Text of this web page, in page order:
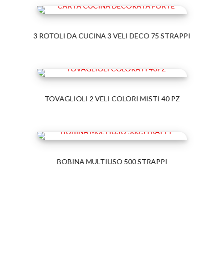
3 ROTOLI DA CUCINA 3 VELI DECO 75 STRAPPI
TOVAGLIOLI 2 VELI COLORI MISTI 40 PZ
BOBINA MULTIUSO 500 STRAPPI